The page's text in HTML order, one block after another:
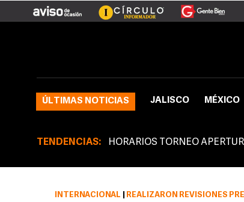
ÚLTIMAS NOTICIAS JALISCO MÉXICO
TENDENCIAS: HORARIOS TORNEO
INTERNACIONAL REALIZARON REVISIONES